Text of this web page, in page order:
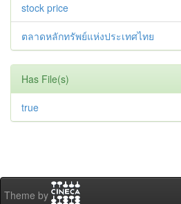
stock price
ตลาดหลักทรัพย์แห่งประเทศไทย
Has File(s)
true
Theme by